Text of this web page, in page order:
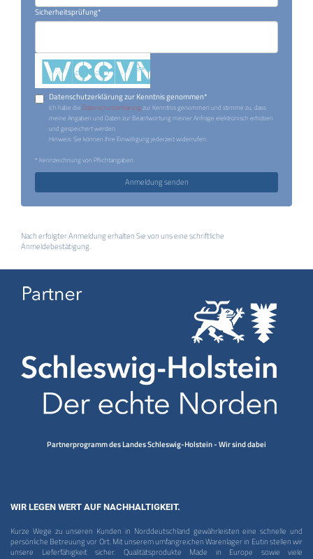
Sicherheitsprüfung*
Datenschutzerklärung zur Kenntnis genommen*
Ich habe die Datenschutzerklärung zur Kenntnis genommen und stimme zu, dass
meine Angaben und Daten zur Beantwortung meiner Anfrage elektronisch erhoben
und gespeichert werden.
Hinweis: Sie können Ihre Einwilligung jederzeit widerrufen.
* Kennzeichnung von Pflichtangaben.
Anmeldung senden
Nach erfolgter Anmeldung erhalten Sie von uns eine schriftliche
Anmeldebestätigung.
Partnerprogramm des Landes Schleswig-Holstein - Wir sind dabei
WIR LEGEN WERT AUF NACHHALTIGKEIT.
Kurze Wege zu unseren Kunden in Norddeutschland gewährleisten eine schnelle und
persönliche Betreuung vor Ort. Mit unserem umfangreichen Warenlager in Eutin stellen wir
unsere Lieferfähigkeit sicher. Qualitätsprodukte Made in Europe sowie viele